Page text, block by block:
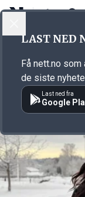
Annonsørinnhold
LAST NED
Få nett.no
de siste
Last ned fra
Google